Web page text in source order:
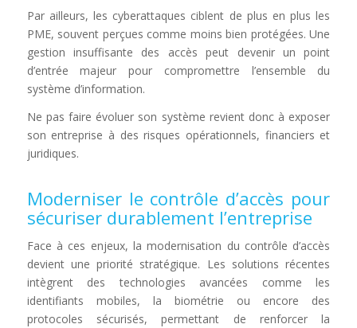
Par ailleurs, les cyberattaques ciblent de plus en plus les
PME, souvent perçues comme moins bien protégées. Une
gestion insuffisante des accès peut devenir un point
d’entrée majeur pour compromettre l’ensemble du
système d’information.
Ne pas faire évoluer son système revient donc à exposer
son entreprise à des risques opérationnels, financiers et
juridiques.
Moderniser le contrôle d’accès pour
sécuriser durablement l’entreprise
Face à ces enjeux, la modernisation du contrôle d’accès
devient une priorité stratégique. Les solutions récentes
intègrent des technologies avancées comme les
identifiants mobiles, la biométrie ou encore des
protocoles sécurisés, permettant de renforcer la